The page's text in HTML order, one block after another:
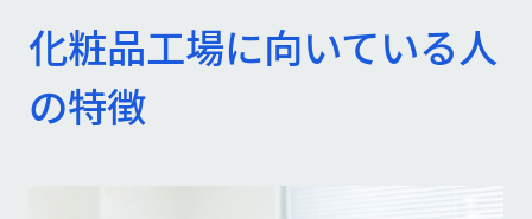
化粧品工場に向いている人
の特徴